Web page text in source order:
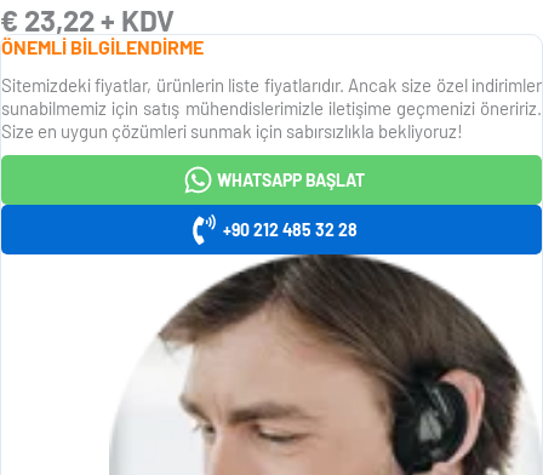
€ 23,22+ KDV
ÖNEMLİ BİLGİLENDİRME
Sitemizdeki fiyatlar, ürünlerin liste fiyatlarıdır. Ancak size özel indirimler
sunabilmemiz için satış mühendislerimizle iletişime geçmenizi öneririz.
Size en uygun çözümleri sunmak için sabırsızlıkla bekliyoruz!
WHATSAPP BAŞLAT
+90 212 485 32 28